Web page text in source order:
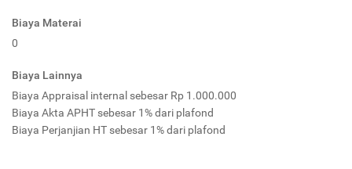
Biaya Materai
0
Biaya Lainnya
Biaya Appraisal internal sebesar Rp 1.000.000
Biaya Akta APHT sebesar 1% dari plafond
Biaya Perjanjian HT sebesar 1% dari plafond